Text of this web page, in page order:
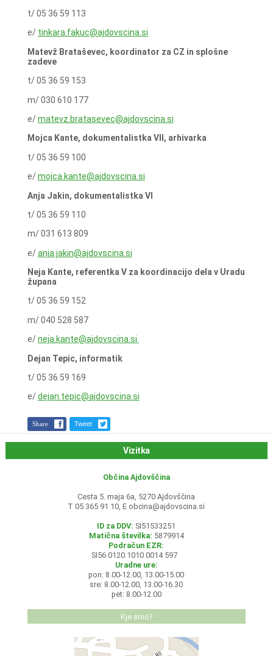
t/ 05 36 59 113
e/ tinkara.fakuc@ajdovscina.si
Matevž Brataševec, koordinator za CZ in splošne
zadeve
t/ 05 36 59 153
m/ 030 610 177
e/matevz.bratasevec@ajdovscina.si
Mojca Kante, dokumentalistka VII, arhivarka
t/ 05 36 59 100
e/mojca.kante@ajdovscina.si
Anja Jakin, dokumentalistka VI
t/ 05 36 59 110
m/ 031 613 809
e/anja.jakin@ajdovscina.si
Neja Kante, referentka V za koordinacijo dela v Uradu
župana
t/ 05 36 59 152
m/ 040 528 587
e/neja.kante@ajdovscina.si
Dejan Tepic, informatik
t/ 05 36 59 169
e/dejan.tepic@ajdovscina.si
Share Tweet
Vizitka
Občina Ajdovščina
Cesta 5. maja 6a, 5270 Ajdovščina
T 05 365 91 10, E obcina@ajdovscina.si
ID za DDV: SI51533251
Matična številka: 5879914
Podračun EZR:
SI56 0120 1010 0014 597
Uradne ure:
pon: 8.00-12.00, 13.00-15.00
sre: 8.00-12.00, 13.00-16.30
pet: 8.00-12.00
Kje smo?